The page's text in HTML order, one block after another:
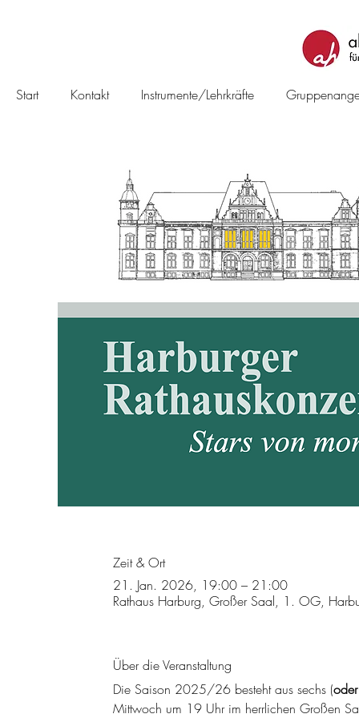
Start Kontakt Instrumente/Lehrkräfte
Zeit & Ort
21. Jan. 2026, 19:00 – 21:00
Rathaus Harburg, Großer Saal, 1. OG,
Über die Veranstaltung
Die Saison 2025/26 besteht aus sechs (
Mittwoch um 19 Uhr im herrlichen Großen